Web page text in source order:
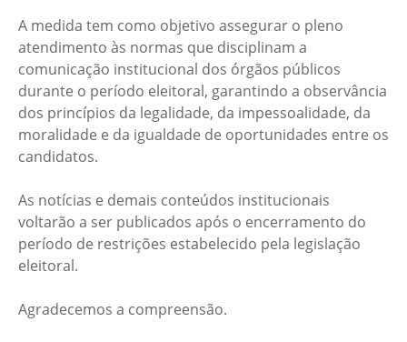
A medida tem como objetivo assegurar o pleno
atendimento às normas que disciplinam a
comunicação institucional dos órgãos públicos
durante o período eleitoral, garantindo a observância
dos princípios da legalidade, da impessoalidade, da
moralidade e da igualdade de oportunidades entre os
candidatos.
As notícias e demais conteúdos institucionais
voltarão a ser publicados após o encerramento do
período de restrições estabelecido pela legislação
eleitoral.
Agradecemos a compreensão.